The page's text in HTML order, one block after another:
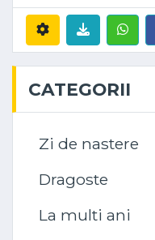
CATEGORII
Zi de nastere
Dragoste
La multi ani